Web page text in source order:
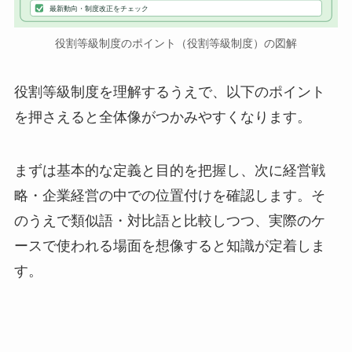
最新動向・制度改正をチェック
役割等級制度のポイント（役割等級制度）の図解
役割等級制度を理解するうえで、以下のポイント
を押さえると全体像がつかみやすくなります。
まずは基本的な定義と目的を把握し、次に経営戦
略・企業経営の中での位置付けを確認します。そ
のうえで類似語・対比語と比較しつつ、実際のケ
ースで使われる場面を想像すると知識が定着しま
す。